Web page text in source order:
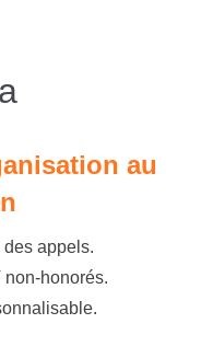
au
appels.
honorés.